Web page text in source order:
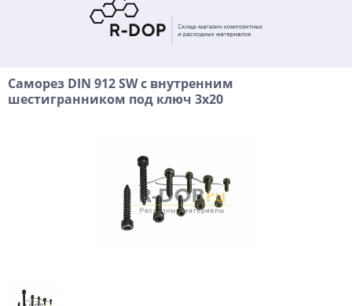
Саморез DIN 912 SW с внутренним
шестигранником под ключ 3х20